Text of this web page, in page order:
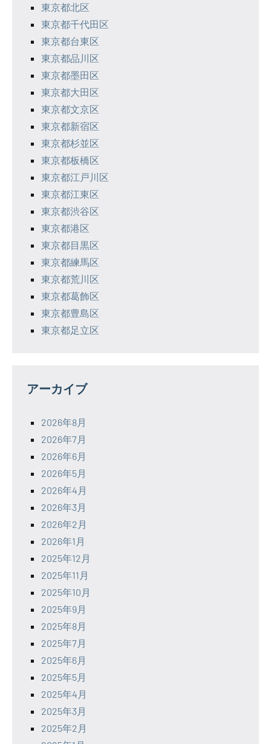
東京都北区
東京都千代田区
東京都台東区
東京都品川区
東京都墨田区
東京都大田区
東京都文京区
東京都新宿区
東京都杉並区
東京都板橋区
東京都江戸川区
東京都江東区
東京都渋谷区
東京都港区
東京都目黒区
東京都練馬区
東京都荒川区
東京都葛飾区
東京都豊島区
東京都足立区
アーカイブ
2026年8月
2026年7月
2026年6月
2026年5月
2026年4月
2026年3月
2026年2月
2026年1月
2025年12月
2025年11月
2025年10月
2025年9月
2025年8月
2025年7月
2025年6月
2025年5月
2025年4月
2025年3月
2025年2月